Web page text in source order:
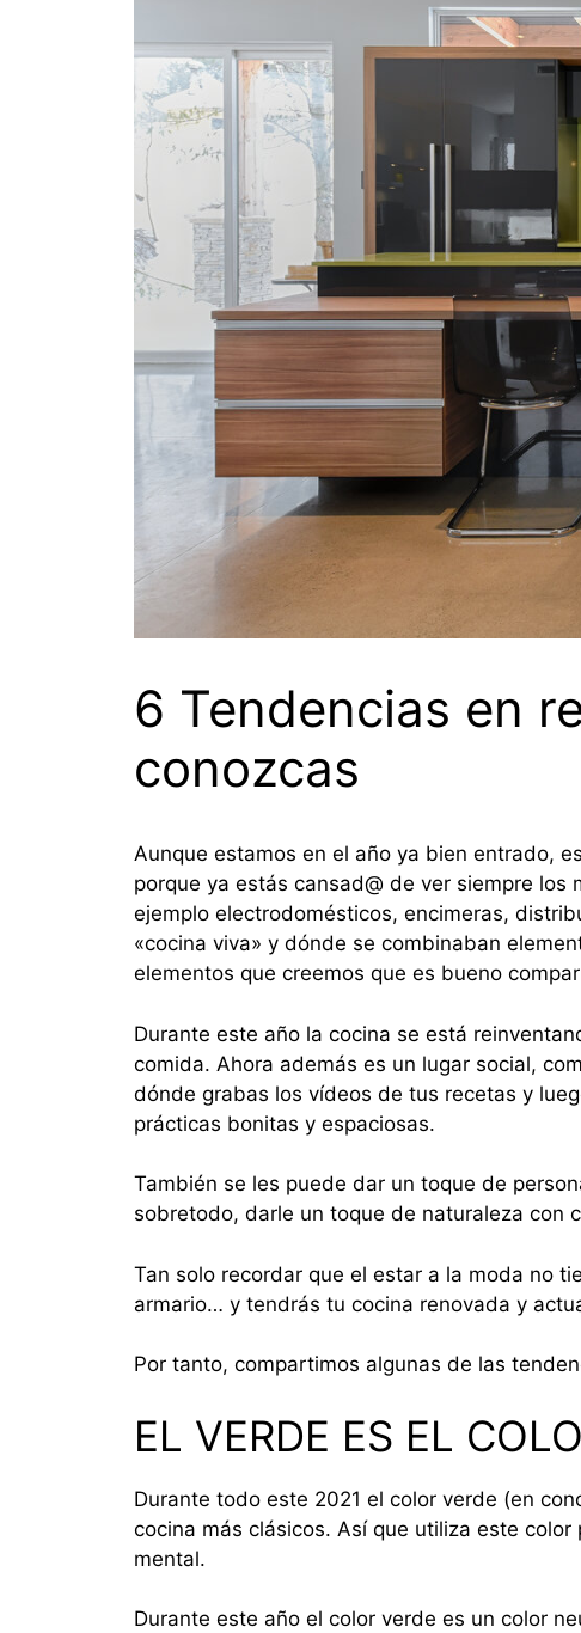
6 Tendencias en
conozcas
Aunque estamos en el año ya bien entrado,
porque ya estás cansad@ de ver siempre
ejemplo electrodomésticos, encimeras,
«cocina viva» y dónde se combinaban
elementos que creemos que es bueno
Durante este año la cocina se está
comida. Ahora además es un lugar social,
dónde grabas los vídeos de tus recetas y
prácticas bonitas y espaciosas.
También se les puede dar un toque de
sobretodo, darle un toque de naturaleza con
Tan solo recordar que el estar a la moda no
armario… y tendrás tu cocina renovada y
Por tanto, compartimos algunas de las
EL VERDE ES EL
Durante todo este 2021 el color verde (en
cocina más clásicos. Así que utiliza este
mental.
Durante este año el color verde es un color